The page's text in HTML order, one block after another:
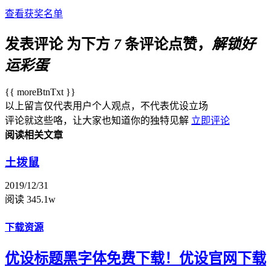
查看获奖名单
发表评论 为下方 7条评论点赞， 解锁好
运彩蛋
{{ moreBtnTxt }}
以上留言仅代表用户个人观点，不代表优设立场
评论就这些咯，让大家也知道你的独特见解 立即评论
阅读相关文章
土拨鼠
2019/12/31
阅读 345.1w
下载资源
优设标题黑字体免费下载！优设官网下载